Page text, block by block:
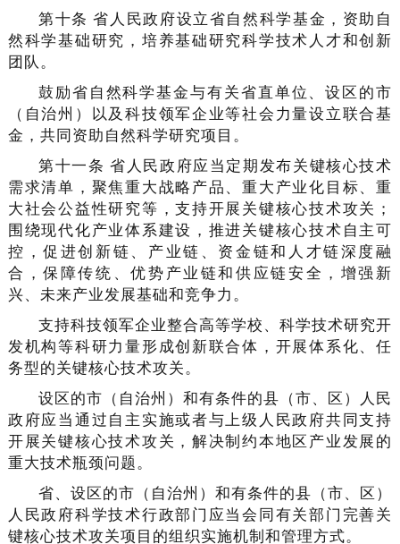
第十条 省人民政府设立省自然科学基金，资助自
然科学基础研究，培养基础研究科学技术人才和创新
团队。
鼓励省自然科学基金与有关省直单位、设区的市
（自治州）以及科技领军企业等社会力量设立联合基
金，共同资助自然科学研究项目。
第十一条 省人民政府应当定期发布关键核心技术
需求清单，聚焦重大战略产品、重大产业化目标、重
大社会公益性研究等，支持开展关键核心技术攻关；
围绕现代化产业体系建设，推进关键核心技术自主可
控，促进创新链、产业链、资金链和人才链深度融
合，保障传统、优势产业链和供应链安全，增强新
兴、未来产业发展基础和竞争力。
支持科技领军企业整合高等学校、科学技术研究开
发机构等科研力量形成创新联合体，开展体系化、任
务型的关键核心技术攻关。
设区的市（自治州）和有条件的县（市、区）人民
政府应当通过自主实施或者与上级人民政府共同支持
开展关键核心技术攻关，解决制约本地区产业发展的
重大技术瓶颈问题。
省、设区的市（自治州）和有条件的县（市、区）
人民政府科学技术行政部门应当会同有关部门完善关
键核心技术攻关项目的组织实施机制和管理方式。